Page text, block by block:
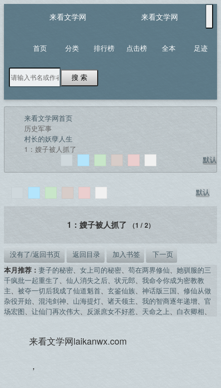
来看文学网 来看文学网
首页 分类 排行榜 点击榜 全本 足迹
搜 索
来看文学网首页
历史军事
村长的妖孽人生
1：嫂子被人抓了
默认
默认
1：嫂子被人抓了 （1 / 2）
没有了/返回书页 返回目录 加入书签
下一页
本月推荐： 妻子的秘密 女上司的秘密 苟在两界修仙
她驯服的三
千疯批一起重生了
仙人消失之后 状元郎
我命令你成为密教教
主
被夺一切后我成了仙道魁首 玄鉴仙族 神话版三国
修仙从做
杂役开始
混沌剑神 山海提灯 诸天领主 我的智商逐年递增
官
场宏图
让仙门再次伟大 反派庶女不好惹 天命之上 白衣卿相
来看文学网laikanwx.com
，